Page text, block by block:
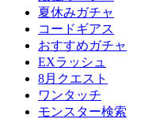
夏休みガチャ
コードギアス
おすすめガチャ
EXラッシュ
8月クエスト
ワンタッチ
モンスター検索